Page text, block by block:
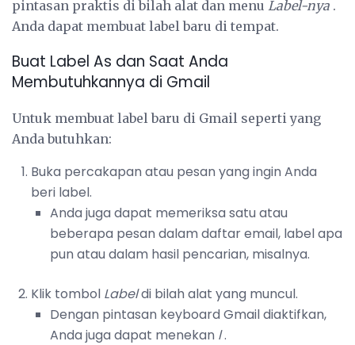
pintasan praktis di bilah alat dan menu Label-nya .
Anda dapat membuat label baru di tempat.
Buat Label As dan Saat Anda
Membutuhkannya di Gmail
Untuk membuat label baru di Gmail seperti yang
Anda butuhkan:
Buka percakapan atau pesan yang ingin Anda
beri label.
Anda juga dapat memeriksa satu atau
beberapa pesan dalam daftar email, label apa
pun atau dalam hasil pencarian, misalnya.
Klik tombol Labeldi bilah alat yang muncul.
Dengan pintasan keyboard Gmail diaktifkan,
Anda juga dapat menekan l.